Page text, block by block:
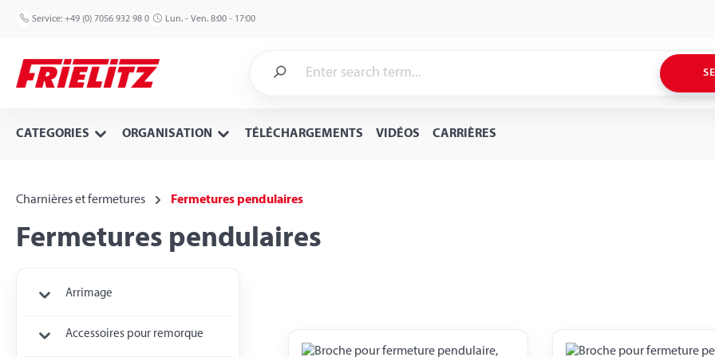
to main content
Skip to search
Skip to main navigation
Service: +49 (0) 7056 932 98 0 Lun. - Ven. 8:00 - 17:00
CATEGORIES ORGANISATION TÉLÉCHARGEMENTS VIDÉOS CARRIÈRES
Charnières et fermetures Fermetures pendulaires
Fermetures pendulaires
Arrimage
Accessoires pour remorque